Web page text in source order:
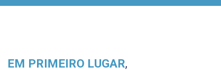
EM PRIMEIRO LUGAR,